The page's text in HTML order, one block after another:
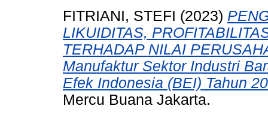
FITRIANI, STEFI (2023)
LIKUIDITAS,
TERHADAP NILAI
Manufaktur Sektor Industri
Efek Indonesia (BEI) Tahun
Mercu Buana Jakarta.